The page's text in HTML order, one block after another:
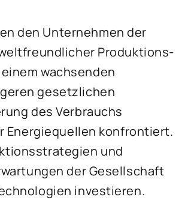
den Unternehmen der
Produktions-
wachsenden
gesetzlichen
des Verbrauchs
Energiequellen konfrontiert.
und
der Gesellschaft
investieren.